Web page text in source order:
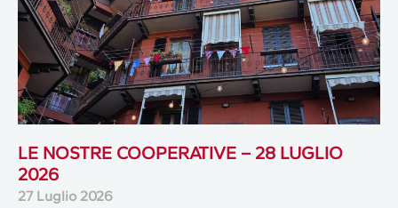
LE NOSTRE COOPERATIVE – 28 LUGLIO
2026
27 Luglio 2026